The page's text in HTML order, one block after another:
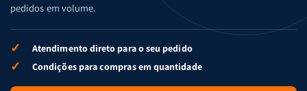
pedidos em volume.
✓ Atendimento direto para o seu pedido
✓ Condições para compras em quantidade